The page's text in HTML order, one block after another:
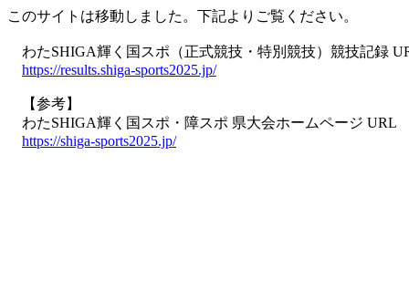
このサイトは移動しました。下記よりご覧ください。
わたSHIGA輝く国スポ（正式競技・特別競技）競技記録
https://results.shiga-sports2025.jp/
【参考】
わたSHIGA輝く国スポ・障スポ 県大会ホームページ URL
https://shiga-sports2025.jp/